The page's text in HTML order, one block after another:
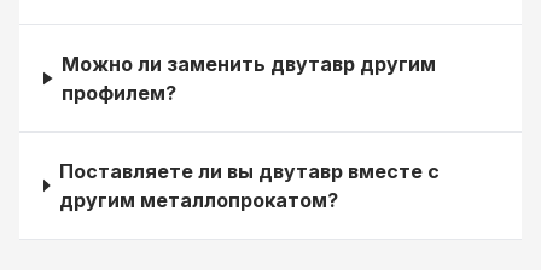
Можно ли заменить двутавр другим
профилем?
Поставляете ли вы двутавр вместе с
другим металлопрокатом?